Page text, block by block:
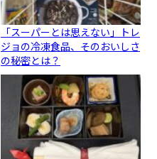
「スーパーとは思えない」トレ
ジョの冷凍食品、そのおいしさ
の秘密とは？